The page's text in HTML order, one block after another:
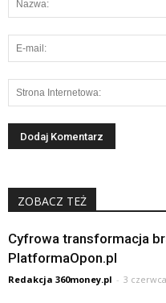
ZOBACZ TEŻ
Cyfrowa transformacja
PlatformaOpon.pl
Redakcja 360money.pl - 3